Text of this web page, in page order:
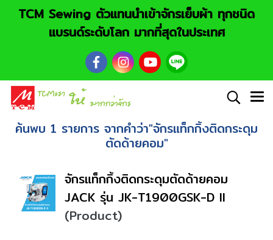
TCM Sewing ตัวแทนนำเข้าจักรเย็บผ้า ทุกชนิด
แบรนด์ระดับโลก มากที่สุดในประเทศ
ค้นพบ 1 รายการ จากคำว่า"จักรแท็กกิ้งติดกระดุม
ตัดด้ายคอม"
จักรแท็กกิ้งติดกระดุมตัดด้ายคอม
JACK รุ่น JK-T1900GSK-D II
(Product)